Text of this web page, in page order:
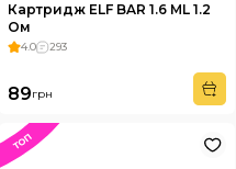
Картридж ELF BAR 1.6 ML 1.2
Ом
4.0 293
89грн